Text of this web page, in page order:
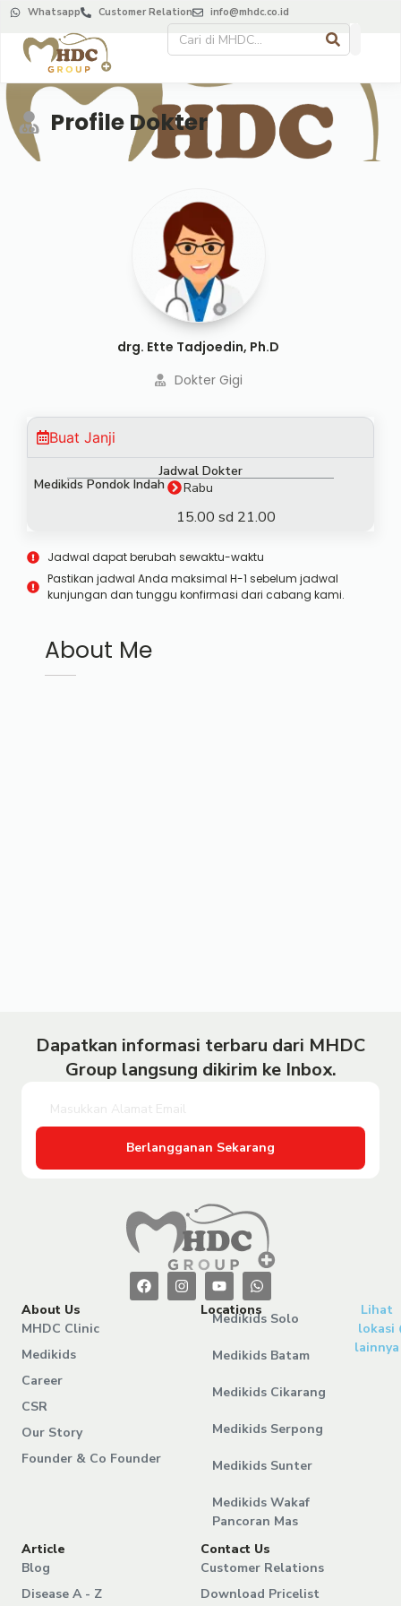
Whatsapp Customer Relation info@mhdc.co.id
Profile Dokter
drg. Ette Tadjoedin, Ph.D
Dokter Gigi
Buat Janji
Jadwal Dokter
Medikids Pondok Indah Rabu
15.00 sd 21.00
Jadwal dapat berubah sewaktu-waktu
Pastikan jadwal Anda maksimal H-1 sebelum jadwal
kunjungan dan tunggu konfirmasi dari cabang kami.
About Me
Dapatkan informasi terbaru dari MHDC
Group langsung dikirim ke Inbox.
Berlangganan Sekarang
About Us
MHDC Clinic
Medikids
Career
CSR
Our Story
Founder & Co Founder
Locations
Medikids Solo
Medikids Batam
Medikids Cikarang
Medikids Serpong
Medikids Sunter
Medikids Wakaf
Pancoran Mas
Lihat
lokasi
lainnya
Article
Blog
Disease A - Z
Contact Us
Customer Relations
Download Pricelist